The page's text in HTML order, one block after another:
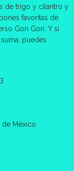
de trigo y cilantro y
favoritas de
Gori Gori. Y si
puedes
de México